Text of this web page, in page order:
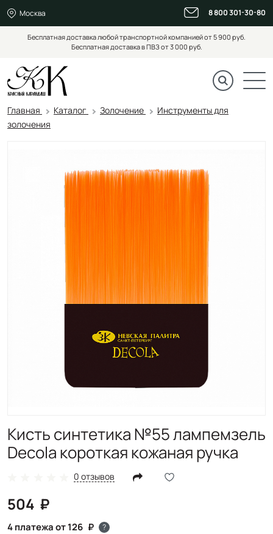
Москва 8 800 301-30-80
Бесплатная доставка любой транспортной компанией от 5 900 руб.
Бесплатная доставка в ПВЗ от 3 000 руб.
Главная Каталог Золочение
Инструменты для
золочения
Кисть синтетика №55 лампемзель
Decola короткая кожаная ручка
0 отзывов
504
4 платежа от 126 ?